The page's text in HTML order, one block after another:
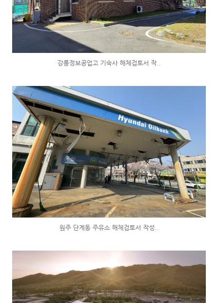
강릉정보공업고 기숙사 해체검토서 작..
원주 단계동 주유소 해체검토서 작성..